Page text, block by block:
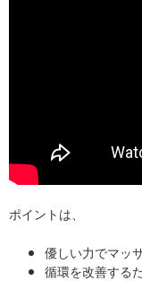
ポイントは、
優しい力でマッ
循環を改善する